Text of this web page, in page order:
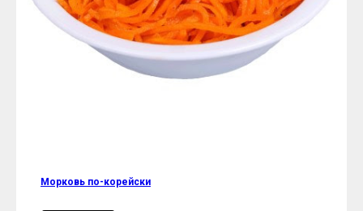
Морковь по-корейски